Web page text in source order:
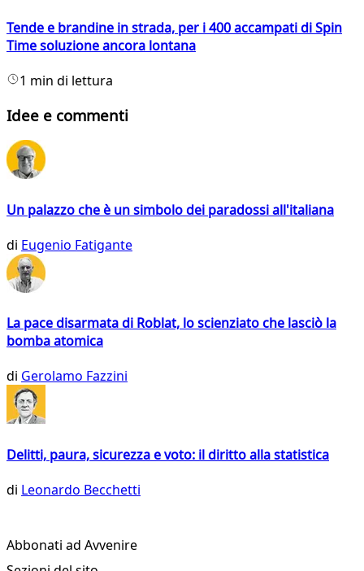
Tende e brandine in strada, per i 400 accampati di Spin
Time soluzione ancora lontana
1 min di lettura
Idee e commenti
Un palazzo che è un simbolo dei paradossi all'italiana
di Eugenio Fatigante
La pace disarmata di Roblat, lo scienziato che lasciò la
bomba atomica
di Gerolamo Fazzini
Delitti, paura, sicurezza e voto: il diritto alla statistica
di Leonardo Becchetti
Abbonati ad Avvenire